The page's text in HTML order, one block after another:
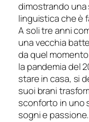
dimostrando
linguistica che è
A soli tre anni
una vecchia
da quel
la pandemia del
stare in casa, si
suoi brani
sconforto in uno
sogni e passione.